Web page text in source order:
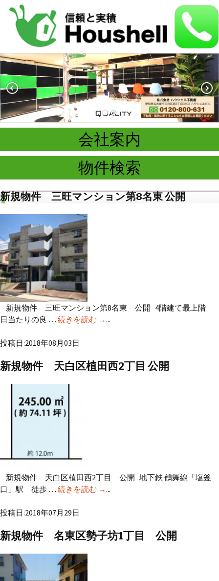
会社案内
物件検索
新規物件 三旺マンション第8名東 公開
新規物件 三旺マンション第8名東 公開 4階建て最上階
日当たりの良 … 続きを読む 新規物件 三旺マンション第8名
→...
投稿日:2018年08月03日
新規物件 天白区植田西2丁目 公開
新規物件 天白区植田西2丁目 公開 地下鉄 鶴舞線「塩釜
口」駅 徒歩 … 続きを読む 新規物件 天白区植田西2丁目 公
→...
投稿日:2018年07月29日
新規物件 名東区勢子坊1丁目 公開